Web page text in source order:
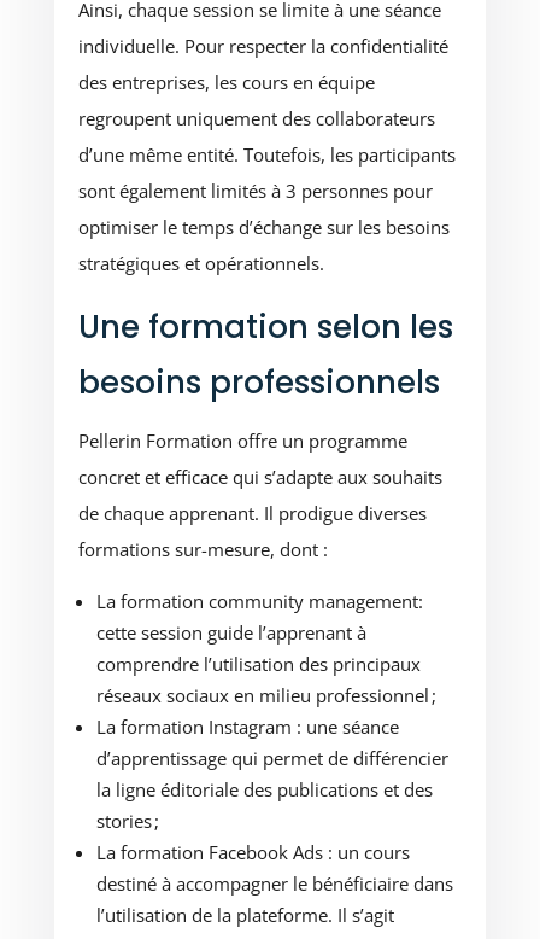
Ainsi, chaque session se limite à une séance
individuelle. Pour respecter la confidentialité
des entreprises, les cours en équipe
regroupent uniquement des collaborateurs
d’une même entité. Toutefois, les participants
sont également limités à 3 personnes pour
optimiser le temps d’échange sur les besoins
stratégiques et opérationnels.
Une formation selon les
besoins professionnels
Pellerin Formation offre un programme
concret et efficace qui s’adapte aux souhaits
de chaque apprenant. Il prodigue diverses
formations sur-mesure, dont :
La formation community management:
cette session guide l’apprenant à
comprendre l’utilisation des principaux
réseaux sociaux en milieu professionnel ;
La formation Instagram : une séance
d’apprentissage qui permet de différencier
la ligne éditoriale des publications et des
stories ;
La formation Facebook Ads : un cours
destiné à accompagner le bénéficiaire dans
l’utilisation de la plateforme. Il s’agit